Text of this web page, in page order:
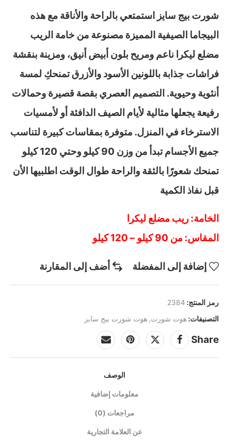
شورت بيج سايز استمتعي بالراحة والأناقة مع هذه
البيجاما الصيفية المميزة مصنوعة من خامة الريب
مضلع ليكرا ناعم ومريح بلون أبيض أنيق، ومزينة بنقشة
فراشات جذابة باللونين الأسود والأزرق تمنحكِ لمسة
أنثوية وحيوية. التصميم العصري بقصة قصيرة وحمالات
رفيعة يجعلها مثالية لأيام الصيف الدافئة أو لأمسيات
الاسترخاء في المنزل. متوفرة بمقاسات كبيرة لتناسب
جميع الأجسام تبدأ من وزن 90 كيلو وحتي 120 كيلو
تمنحك شعورًا بالثقة والراحة طوال الوقت اطلبيها الأن
قبل نفاذ الكمية
الخامة: ريب مضلع ليكرا
المقاس: من 90 كيلو – 120 كيلو
إضافة إلى المفضلة أضف إلى المقارنة
رمز المنتج: 2384
التصنيفات: هوت شورت, هوت شورت بيج سايز
Share
الوصف
معلومات إضافية
مراجعات (0)
عن العلامة التجارية